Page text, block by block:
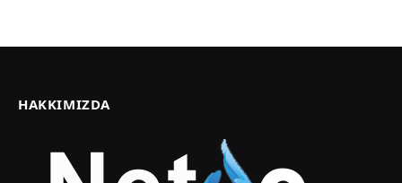
HAKKIMIZDA